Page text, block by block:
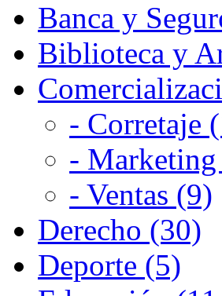
Banca y
Biblioteca y
- Corretaje
-
- Ventas (9)
Derecho (30)
Deporte (5)